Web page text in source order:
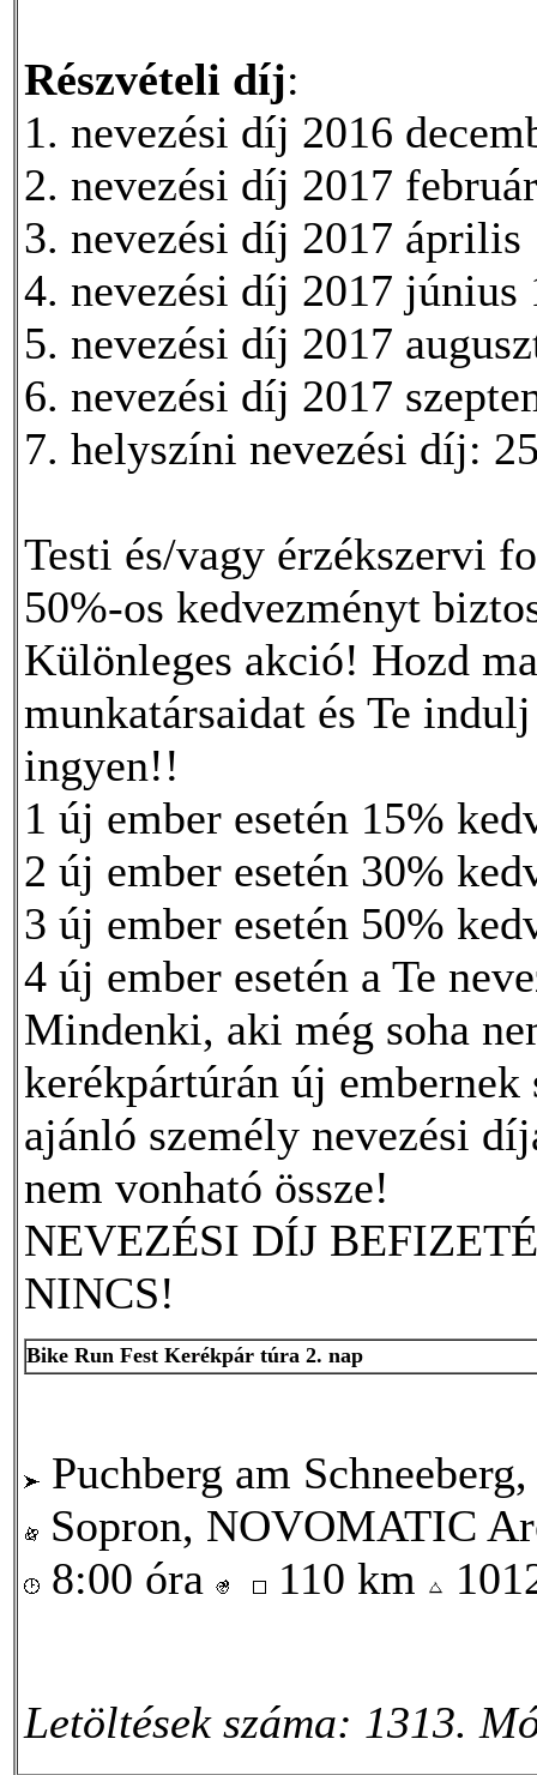
Részvételi díj:
1. nevezési díj 2016
2. nevezési díj 2017
3. nevezési díj 2017
4. nevezési díj 2017 június
5. nevezési díj 2017
6. nevezési díj 2017
7. helyszíni nevezési díj:
Testi és/vagy érzékszervi
50%-os kedvezményt
Különleges akció! Hozd
munkatársaidat és Te
ingyen!!
1 új ember esetén 15%
2 új ember esetén 30%
3 új ember esetén 50%
4 új ember esetén a Te
Mindenki, aki még soha
kerékpártúrán új
ajánló személy nevezési
nem vonható össze!
NEVEZÉSI DÍJ
NINCS!
Bike Run Fest Kerékpár túra 2. nap
Puchberg am
Sopron, NOVOMATIC
8:00 óra
110 km
Letöltések száma: 1313.